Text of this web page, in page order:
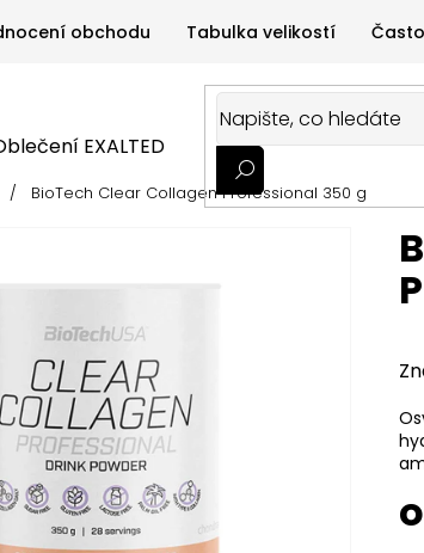
obchodu Tabulka velikostí
EXALTED Oblečení GYMTIME
Oblečení GYMTIME Sportovní výživa
/ BioTech Clear Collagen Professional 350 g